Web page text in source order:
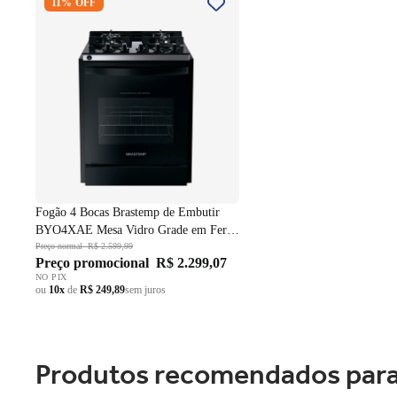
Embutir BYO4XAE Mesa Vidro
Chama Preto Bivolt
11% OFF
Fogão 4 Bocas Brastemp de Embutir
BYO4XAE Mesa Vidro Grade em Ferro
Fundido Dupla Chama Preto Bivolt
Preço normalR$ 2.599,99
Preço promocional R$ 2.299,07
NO PIX
ou 10x de R$ 249,89sem juros
Produtos recomendados